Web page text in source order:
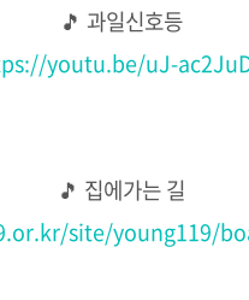
🎵 과일신호등
youtu.be/uJ-
🎵 집에가는 길
site/young119/